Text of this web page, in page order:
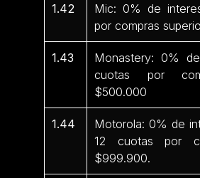
1.42
Mic: 0% de
por compras
1.43
Monastery: 0%
cuotas por
$500.000
1.44
Motorola: 0% de
12 cuotas por
$999.900.